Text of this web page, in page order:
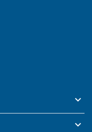
keyboard_arrow_down
keyboard_arrow_down